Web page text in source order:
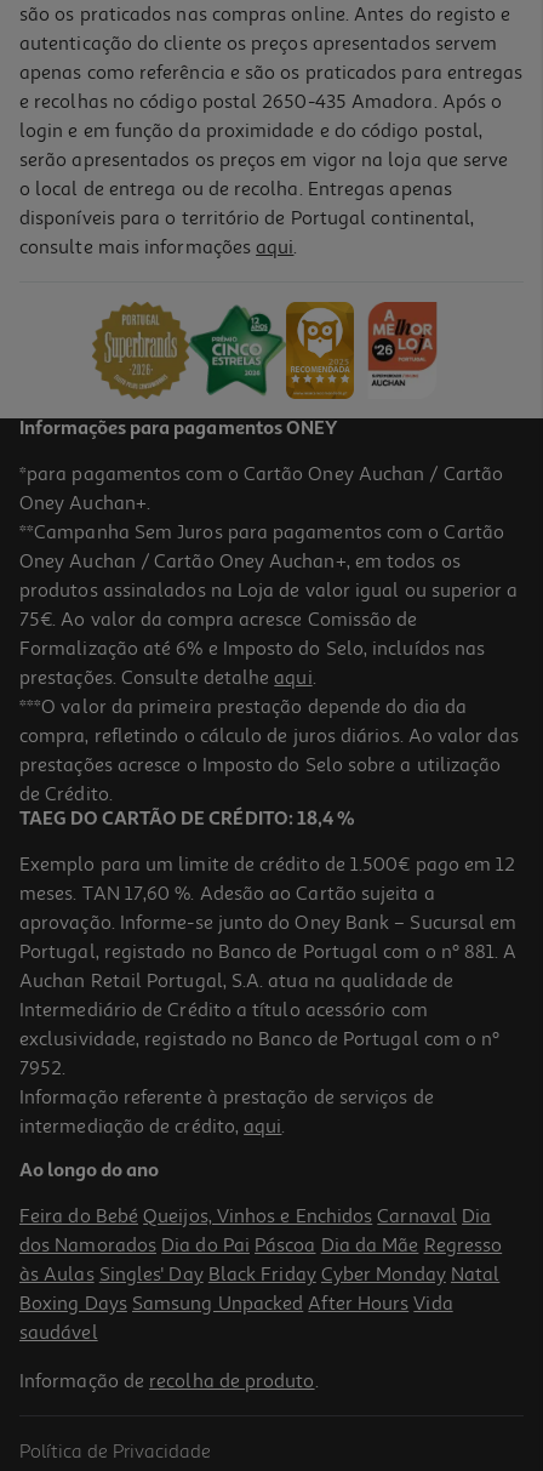
Picadora Moulinex Dk8638e0 Fresh Express Twist
69,99 €
3.1
Limpa Base Para Ferro Engomar
4.29 €/un
4,29 €
Robot De Cozinha Qilive Q.5681 6 Funções 2.1l
37.99 €/un
37,99 €
são os praticados nas compras online. Antes do registo e
autenticação do cliente os preços apresentados servem
apenas como referência e são os praticados para entregas
e recolhas no código postal 2650-435 Amadora. Após o
login e em função da proximidade e do código postal,
serão apresentados os preços em vigor na loja que serve
o local de entrega ou de recolha. Entregas apenas
disponíveis para o território de Portugal continental,
consulte mais informações aqui.
Informações para pagamentos ONEY
*para pagamentos com o Cartão Oney Auchan / Cartão
Oney Auchan+.
**Campanha Sem Juros para pagamentos com o Cartão
Oney Auchan / Cartão Oney Auchan+, em todos os
produtos assinalados na Loja de valor igual ou superior a
75€. Ao valor da compra acresce Comissão de
Formalização até 6% e Imposto do Selo, incluídos nas
prestações. Consulte detalhe aqui.
***O valor da primeira prestação depende do dia da
compra, refletindo o cálculo de juros diários. Ao valor das
prestações acresce o Imposto do Selo sobre a utilização
de Crédito.
TAEG DO CARTÃO DE CRÉDITO: 18,4 %
Exemplo para um limite de crédito de 1.500€ pago em 12
meses. TAN 17,60 %. Adesão ao Cartão sujeita a
aprovação. Informe-se junto do Oney Bank – Sucursal em
Portugal, registado no Banco de Portugal com o nº 881. A
Auchan Retail Portugal, S.A. atua na qualidade de
Intermediário de Crédito a título acessório com
exclusividade, registado no Banco de Portugal com o nº
7952.
Informação referente à prestação de serviços de
intermediação de crédito, aqui.
Ao longo do ano
Feira do Bebé Queijos, Vinhos e Enchidos Carnaval Dia
dos Namorados Dia do Pai Páscoa Dia da Mãe Regresso
às Aulas Singles' Day Black Friday Cyber Monday Natal
Boxing Days Samsung Unpacked After Hours Vida
saudável
Informação de recolha de produto.
Política de Privacidade